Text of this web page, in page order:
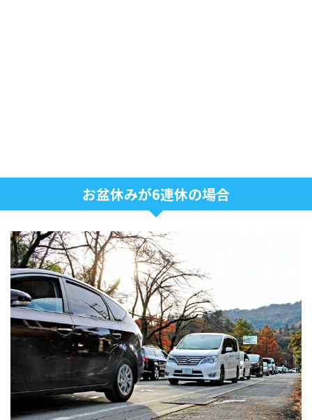
お盆休みが6連休の場合